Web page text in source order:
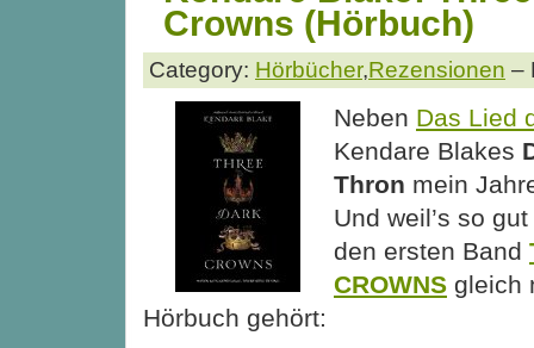
Crowns (Hörbuch)
Category: Hörbücher,Rezensionen –
Neben Das Lied
Kendare Blakes
Thron mein
Und weil’s so
den ersten Band
CROWNS gleich
Hörbuch gehört: